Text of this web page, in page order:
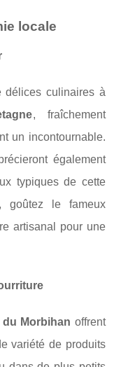
locale
délices culinaires à
, fraîchement
un incontournable.
également
typiques de cette
goûtez le fameux
artisanal pour une
Morbihan offrent
variété de produits